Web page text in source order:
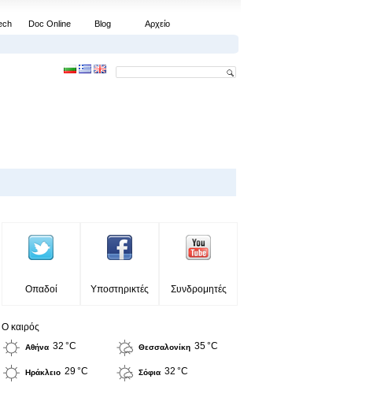
Doc Online Blog Αρχείο
Οπαδοί Υποστηρικτές Συνδρομητές
Ο καιρός
Αθήνα 32 °C Θεσσαλονίκη 35 °C
Ηράκλειο 29 °C Σόφια 32 °C